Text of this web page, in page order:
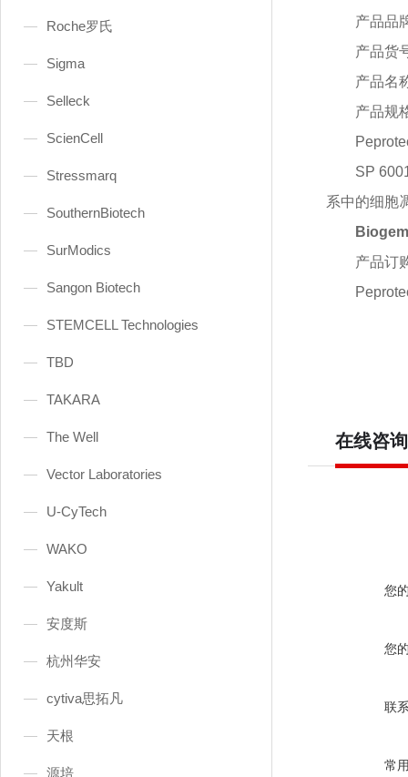
Roche罗氏
Sigma
Selleck
ScienCell
Stressmarq
SouthernBiotech
SurModics
Sangon Biotech
STEMCELL Technologies
TBD
TAKARA
The Well
Vector Laboratories
U-CyTech
WAKO
Yakult
安度斯
杭州华安
cytiva思拓凡
天根
源培
产品品
产品货
产品名
产品规
SP
系中的细胞
产品订
在线咨询
您
您
联
常